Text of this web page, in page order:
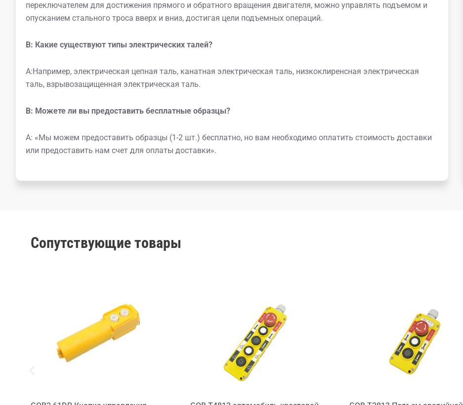
переключателем для достижения прямого и обратного вращения двигателя, можно управлять подъемом и
опусканием стального троса вверх и вниз, достигая цели подъемных операций.
В: Какие существуют типы электрических талей?
A:Например, электрическая цепная таль, канатная электрическая таль, низкоклиренсная электрическая
таль, взрывозащищенная электрическая таль.
В: Можете ли вы предоставить бесплатные образцы?
A: «Мы можем предоставить образцы (1-2 шт.) бесплатно, но вам необходимо оплатить стоимость доставки
или предоставить нам счет для оплаты доставки».
Сопутствующие товары